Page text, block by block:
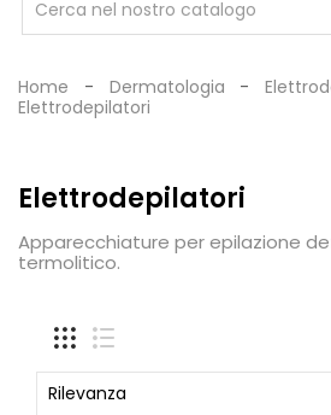
OCCHIALI
DI
Home Dermatologia
Elettrodepilatori
Elettrodepilatori
Apparecchiature per epilazione
termolitico.
Rilevanza